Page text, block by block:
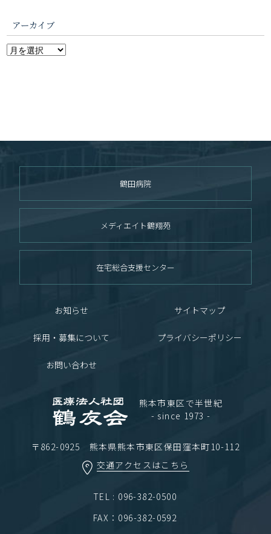
アーカイブ
熊本市東区で半世紀
- since 1973 -
〒862-0925 熊本県熊本市東区保田窪本町10-112
交通アクセスはこちら
TEL : 096-382-0500
FAX：096-382-0592
鶴田病院
メディエイト鶴翔苑
在宅総合支援センター
お知らせ サイトマップ
採用・募集について プライバシーポリシー
お問い合わせ